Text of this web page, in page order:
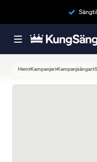
Hem Kampanjer Kampanjsängar